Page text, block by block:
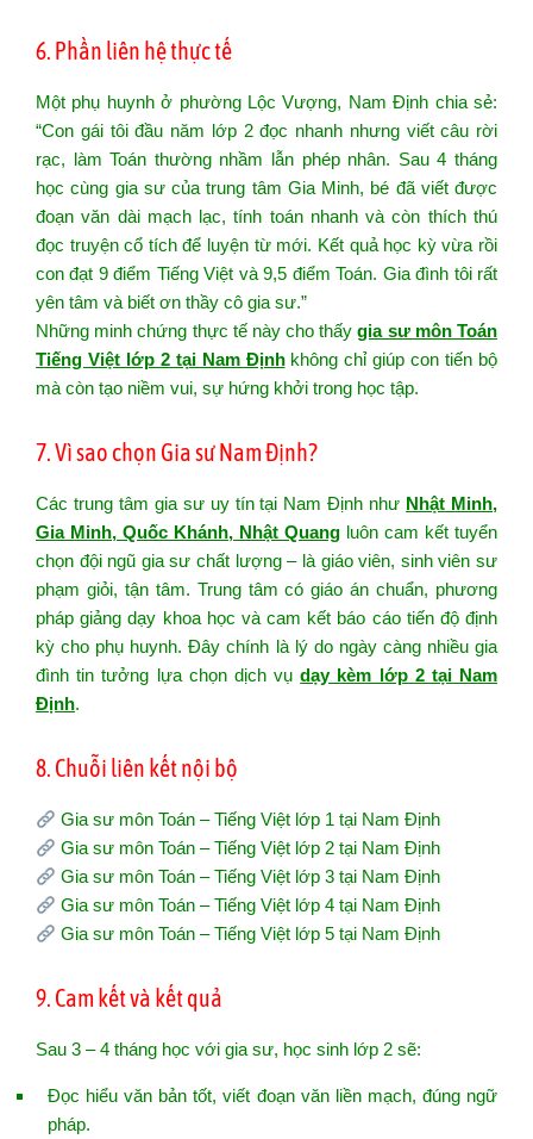
6. Phần liên hệ thực tế
Một phụ huynh ở phường Lộc Vượng, Nam Định chia sẻ:
“Con gái tôi đầu năm lớp 2 đọc nhanh nhưng viết câu rời
rạc, làm Toán thường nhầm lẫn phép nhân. Sau 4 tháng
học cùng gia sư của trung tâm Gia Minh, bé đã viết được
đoạn văn dài mạch lạc, tính toán nhanh và còn thích thú
đọc truyện cổ tích để luyện từ mới. Kết quả học kỳ vừa rồi
con đạt 9 điểm Tiếng Việt và 9,5 điểm Toán. Gia đình tôi rất
yên tâm và biết ơn thầy cô gia sư.”
Những minh chứng thực tế này cho thấygia sư môn Toán
Tiếng Việt lớp 2 tại Nam Địnhkhông chỉ giúp con tiến bộ
mà còn tạo niềm vui, sự hứng khởi trong học tập.
7. Vì sao chọn Gia sư Nam Định?
Các trung tâm gia sư uy tín tại Nam Định như Nhật Minh,
Gia Minh, Quốc Khánh, Nhật Quang luôn cam kết tuyển
chọn đội ngũ gia sư chất lượng – là giáo viên, sinh viên sư
phạm giỏi, tận tâm. Trung tâm có giáo án chuẩn, phương
pháp giảng dạy khoa học và cam kết báo cáo tiến độ định
kỳ cho phụ huynh. Đây chính là lý do ngày càng nhiều gia
đình tin tưởng lựa chọn dịch vụdạy kèm lớp 2 tại Nam
Định.
8. Chuỗi liên kết nội bộ
Gia sư môn Toán – Tiếng Việt lớp 1 tại Nam Định
Gia sư môn Toán – Tiếng Việt lớp 2 tại Nam Định
Gia sư môn Toán – Tiếng Việt lớp 3 tại Nam Định
Gia sư môn Toán – Tiếng Việt lớp 4 tại Nam Định
Gia sư môn Toán – Tiếng Việt lớp 5 tại Nam Định
9. Cam kết và kết quả
Sau 3 – 4 tháng học với gia sư, học sinh lớp 2 sẽ:
Đọc hiểu văn bản tốt, viết đoạn văn liền mạch, đúng ngữ
pháp.